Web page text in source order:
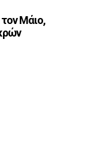
Μάιο,